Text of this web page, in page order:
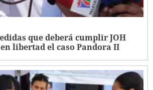
que deberá cumplir JOH
libertad el caso Pandora II